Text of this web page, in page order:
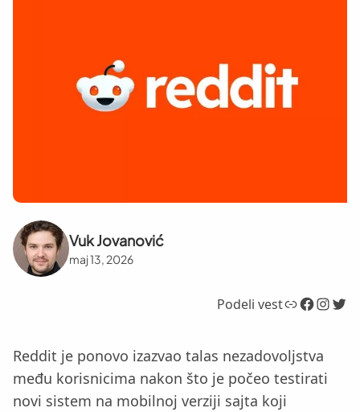
Vuk Jovanović
maj 13, 2026
Podeli vestLink Facebook InstagramTwitter
Reddit je ponovo izazvao talas nezadovoljstva
među korisnicima nakon što je počeo testirati
novi sistem na mobilnoj verziji sajta koji